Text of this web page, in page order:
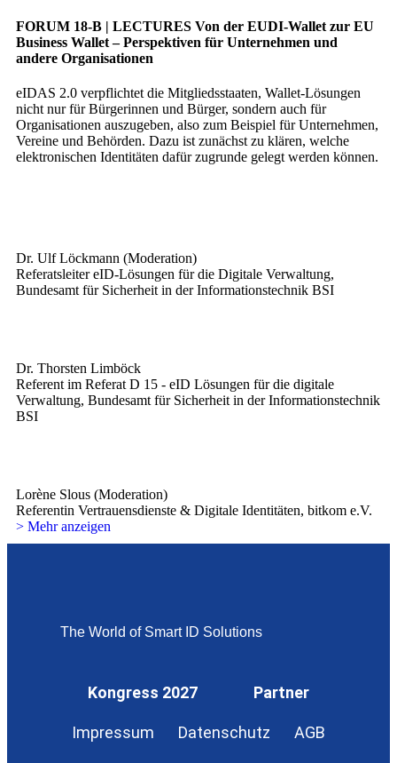
FORUM 18-B | LECTURES Von der EUDI-Wallet zur EU
Business Wallet – Perspektiven für Unternehmen und
andere Organisationen
eIDAS 2.0 verpflichtet die Mitgliedsstaaten, Wallet-Lösungen
nicht nur für Bürgerinnen und Bürger, sondern auch für
Organisationen auszugeben, also zum Beispiel für Unternehmen,
Vereine und Behörden. Dazu ist zunächst zu klären, welche
elektronischen Identitäten dafür zugrunde gelegt werden können.
Dr. Ulf Löckmann (Moderation)
Referatsleiter eID-Lösungen für die Digitale Verwaltung,
Bundesamt für Sicherheit in der Informationstechnik BSI
Dr. Thorsten Limböck
Referent im Referat D 15 - eID Lösungen für die digitale
Verwaltung, Bundesamt für Sicherheit in der Informationstechnik
BSI
Lorène Slous (Moderation)
Referentin Vertrauensdienste & Digitale Identitäten, bitkom e.V.
> Mehr anzeigen
The World of Smart ID Solutions
Kongress 2027 Partner
Impressum Datenschutz AGB